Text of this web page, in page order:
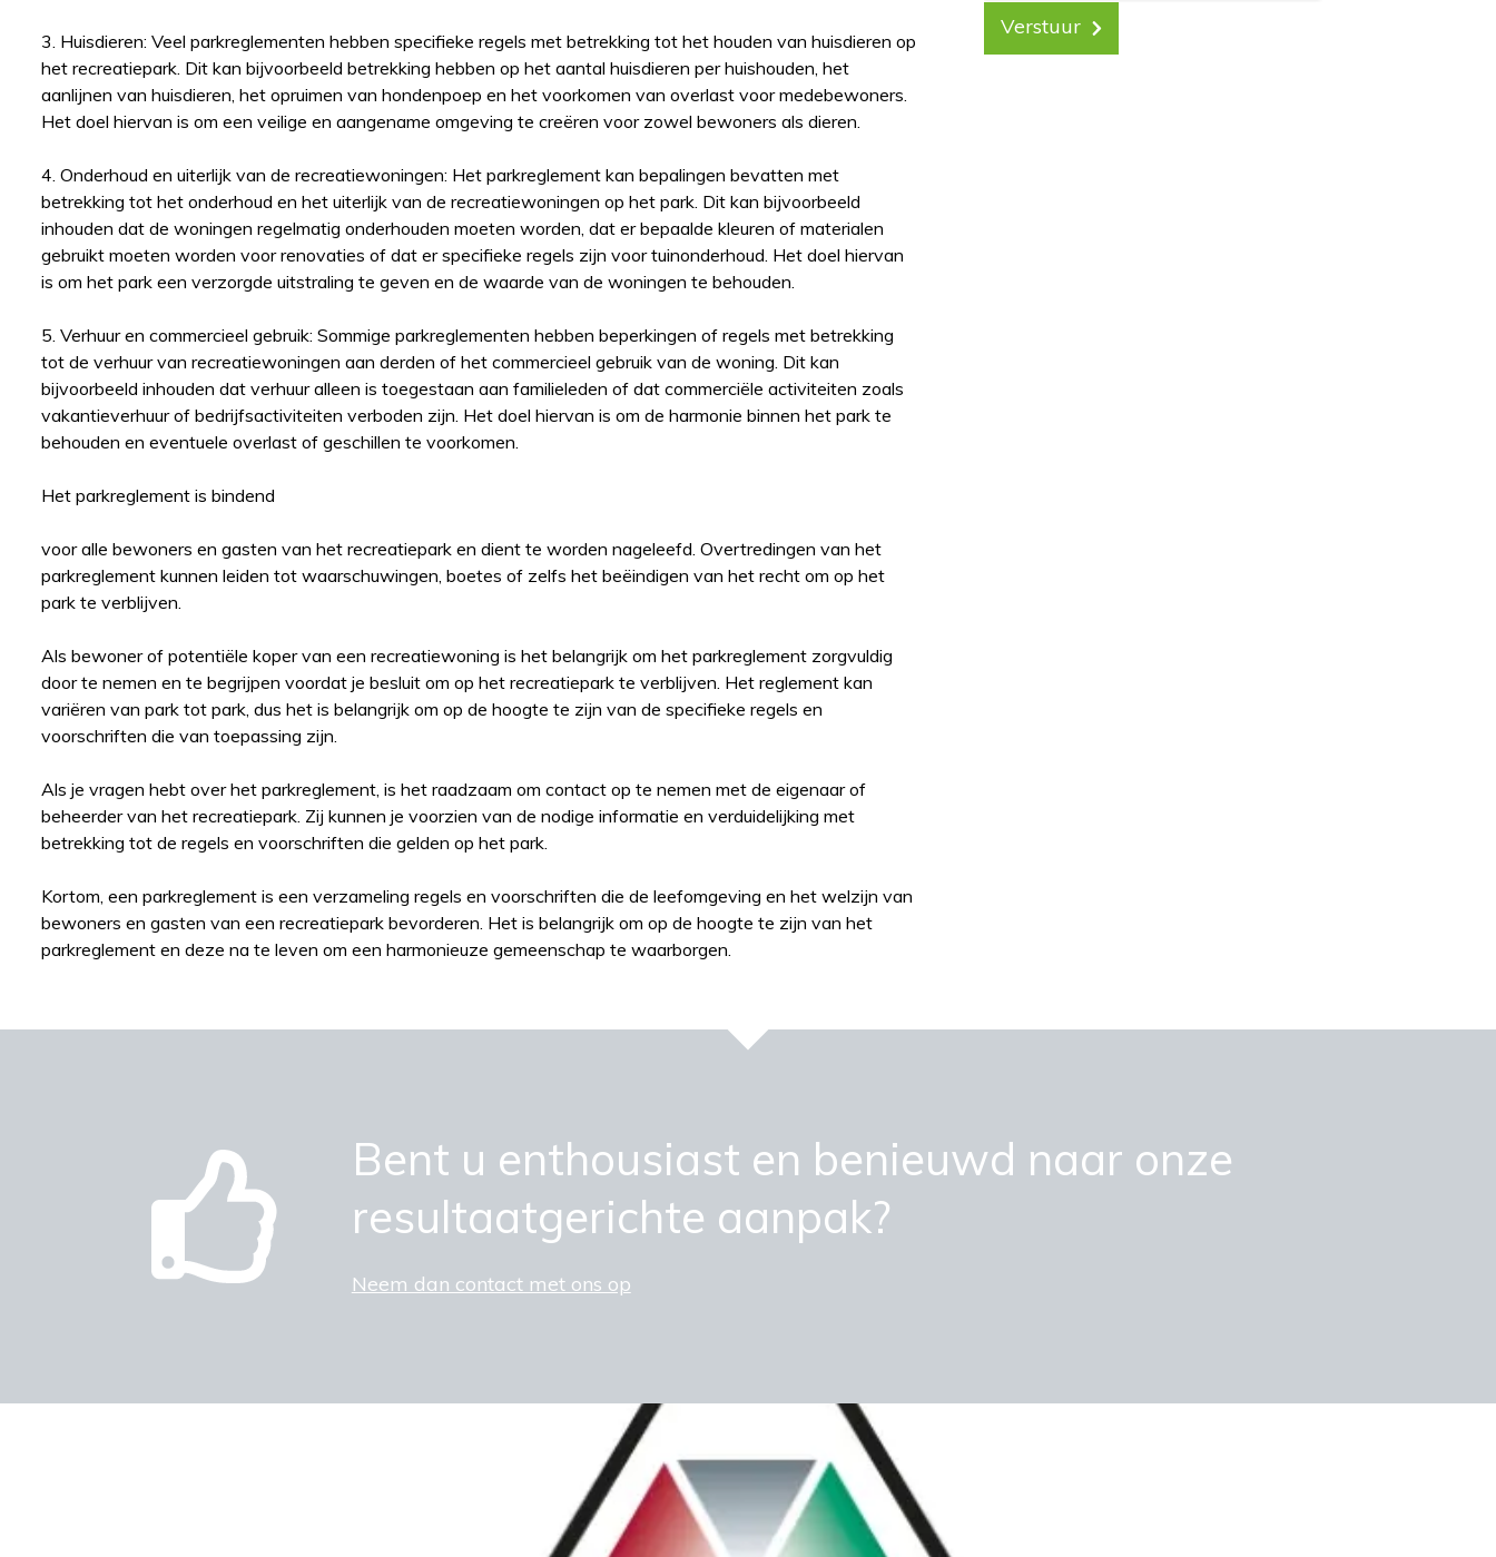
3. Huisdieren: Veel parkreglementen hebben specifieke regels met betrekking tot het houden van huisdieren op
het recreatiepark. Dit kan bijvoorbeeld betrekking hebben op het aantal huisdieren per huishouden, het
aanlijnen van huisdieren, het opruimen van hondenpoep en het voorkomen van overlast voor medebewoners.
Het doel hiervan is om een veilige en aangename omgeving te creëren voor zowel bewoners als dieren.
4. Onderhoud en uiterlijk van de recreatiewoningen: Het parkreglement kan bepalingen bevatten met
betrekking tot het onderhoud en het uiterlijk van de recreatiewoningen op het park. Dit kan bijvoorbeeld
inhouden dat de woningen regelmatig onderhouden moeten worden, dat er bepaalde kleuren of materialen
gebruikt moeten worden voor renovaties of dat er specifieke regels zijn voor tuinonderhoud. Het doel hiervan
is om het park een verzorgde uitstraling te geven en de waarde van de woningen te behouden.
5. Verhuur en commercieel gebruik: Sommige parkreglementen hebben beperkingen of regels met betrekking
tot de verhuur van recreatiewoningen aan derden of het commercieel gebruik van de woning. Dit kan
bijvoorbeeld inhouden dat verhuur alleen is toegestaan aan familieleden of dat commerciële activiteiten zoals
vakantieverhuur of bedrijfsactiviteiten verboden zijn. Het doel hiervan is om de harmonie binnen het park te
behouden en eventuele overlast of geschillen te voorkomen.
Het parkreglement is bindend
voor alle bewoners en gasten van het recreatiepark en dient te worden nageleefd. Overtredingen van het
parkreglement kunnen leiden tot waarschuwingen, boetes of zelfs het beëindigen van het recht om op het
park te verblijven.
Als bewoner of potentiële koper van een recreatiewoning is het belangrijk om het parkreglement zorgvuldig
door te nemen en te begrijpen voordat je besluit om op het recreatiepark te verblijven. Het reglement kan
variëren van park tot park, dus het is belangrijk om op de hoogte te zijn van de specifieke regels en
voorschriften die van toepassing zijn.
Als je vragen hebt over het parkreglement, is het raadzaam om contact op te nemen met de eigenaar of
beheerder van het recreatiepark. Zij kunnen je voorzien van de nodige informatie en verduidelijking met
betrekking tot de regels en voorschriften die gelden op het park.
Kortom, een parkreglement is een verzameling regels en voorschriften die de leefomgeving en het welzijn van
bewoners en gasten van een recreatiepark bevorderen. Het is belangrijk om op de hoogte te zijn van het
parkreglement en deze na te leven om een harmonieuze gemeenschap te waarborgen.
Verstuur
Bent u enthousiast en benieuwd naar onze
resultaatgerichte aanpak?
Neem dan contact met ons op